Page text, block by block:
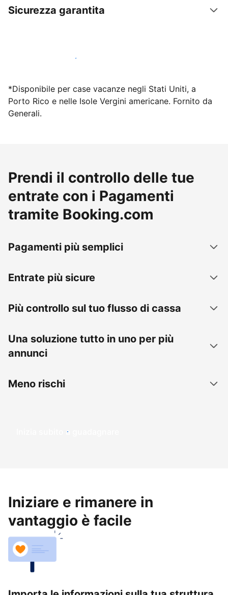
Sicurezza garantita
Inizia subito a lavorare con noi
*Disponibile per case vacanze negli Stati Uniti, a
Porto Rico e nelle Isole Vergini americane. Fornito da
Generali.
Prendi il controllo delle tue
entrate con i Pagamenti
tramite Booking.com
Pagamenti più semplici
Entrate più sicure
Più controllo sul tuo flusso di cassa
Una soluzione tutto in uno per più
annunci
Meno rischi
Inizia subito a guadagnare
Iniziare e rimanere in
vantaggio è facile